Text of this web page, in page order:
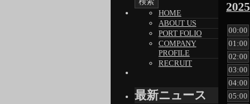
2025
00:00
01:00
02:00
03:00
04:00
05:00
HOME
ABOUT US
PORT FOLIO
COMPANY
PROFILE
RECRUIT
最新ニュース